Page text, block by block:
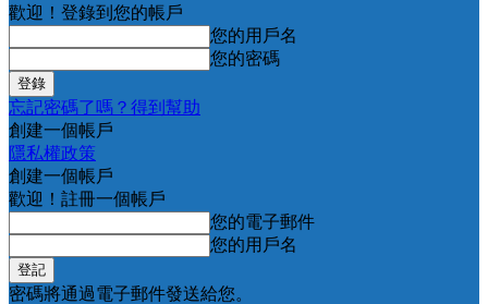
歡迎！登錄到您的帳戶
您的用戶名
您的密碼
忘記密碼了嗎？得到幫助
創建一個帳戶
隱私權政策
創建一個帳戶
歡迎！註冊一個帳戶
您的電子郵件
您的用戶名
密碼將通過電子郵件發送給您。